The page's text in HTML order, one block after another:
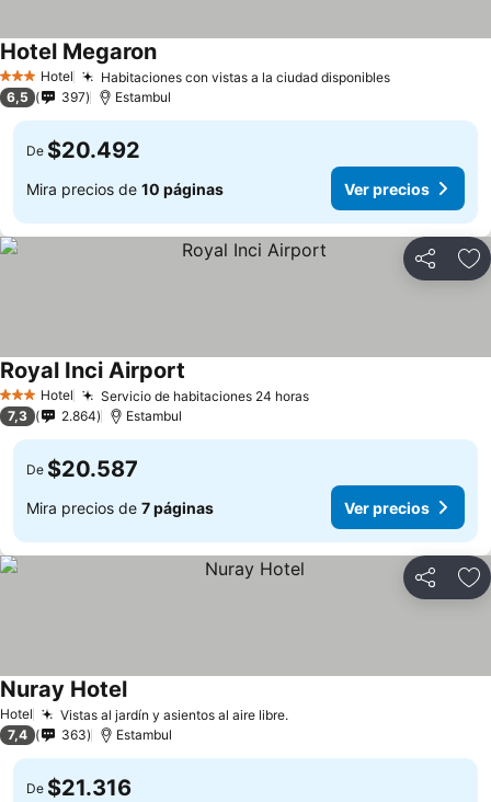
3 Estrellas
Hotel Habitaciones con vistas a la ciudad disponibles
Hotel Megaron
6,5 397 Estambul
De $20.492
Mira precios de 10 páginas Ver precios
Compartir
3 Estrellas
Hotel Servicio de habitaciones 24 horas
Royal Inci Airport
7,3 2.864 Estambul
De $20.587
Mira precios de 7 páginas Ver precios
Compartir
Hotel Vistas al jardín y asientos al aire libre.
Nuray Hotel
7,4 363 Estambul
De $21.316